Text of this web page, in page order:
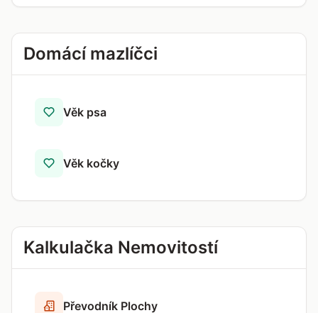
Domácí mazlíčci
Věk psa
Věk kočky
Kalkulačka Nemovitostí
Převodník Plochy